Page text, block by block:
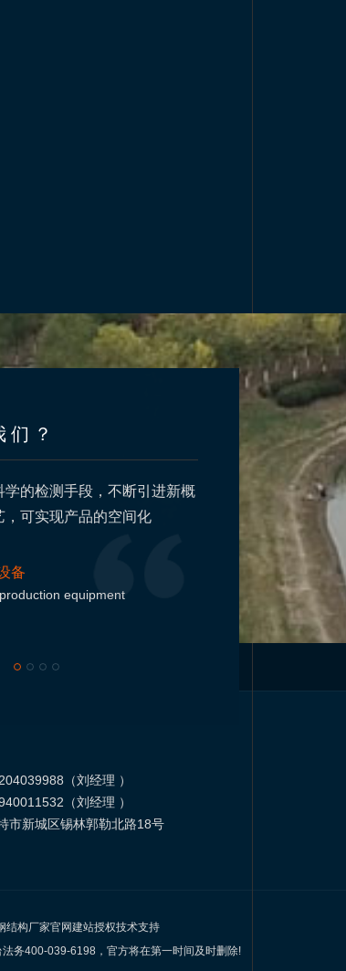
们？
学的检测手段，不断引进新概
，可实现产品的空间化
备
equipment
多道工序层层把
材深加工及钢结
结构制造
品质科
通辽钢结构
（刘经理 ）
（刘经理 ）
市新城区锡林郭勒北路18号
结构厂家官网建站授权技术支持
务400-039-6198，官方将在第一时间及时删除!